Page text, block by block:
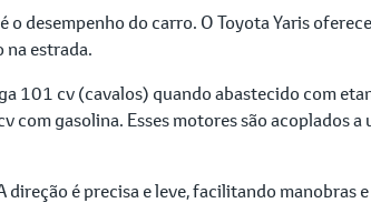
do carro. O Toyota Yaris
estrada.
101 cv (cavalos) quando abastecido com
gasolina. Esses motores são acoplados a
é precisa e leve, facilitando